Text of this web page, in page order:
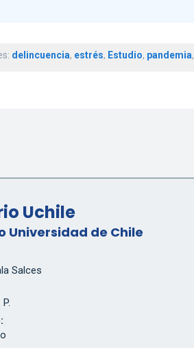
delincuencia, estrés, Estudio, pandemia,
Uchile
Universidad de Chile
Salces